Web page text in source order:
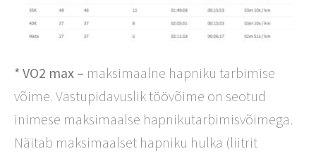
* VO2 max – maksimaalne hapniku tarbimise
võime. Vastupidavuslik töövõime on seotud
inimese maksimaalse hapnikutarbimisvõimega.
Näitab maksimaalset hapniku hulka (liitrit